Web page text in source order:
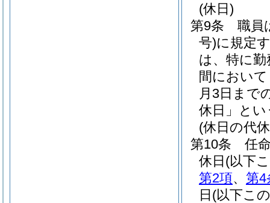
(休日)
第9条
職員
号)に規定
は、特に
間におい
月3日まで
休日」とい
(休日の代
第10条
任
休日 (以下
第2項、 第4
日 (以下こ